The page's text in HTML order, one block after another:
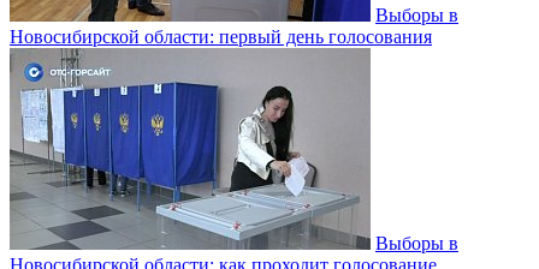
Выборы в
Новосибирской области: первый день голосования
Выборы в
Новосибирской области: как проходит голосование